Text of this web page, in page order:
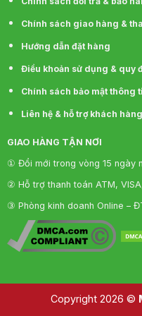
màng R.O
+ Màng R.O được sản
Asen, kim loại nặng,
cho nước trở nên tinh
+ Lõi NANO SILVER
khoáng nhẹ
Lõi hồng ngoại làm
chống lão hoá và ngăn
cho nước, khoáng
Lõi Alkaline làm trung
Chính sách giao hàng &
Hướng dẫn đặt hàng
Điều khoản sử dụng & quy
Chính sách bảo mật thông
Liên hệ & hỗ trợ khách hàng
GIAO HÀNG TẬN NƠI
① Đổi mới trong vòng 15 ngày
② Hỗ trợ thanh toán ATM,
③ Phòng kinh doanh Online –
Copyright 2026 ©